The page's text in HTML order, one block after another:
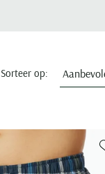
Sorteer op: